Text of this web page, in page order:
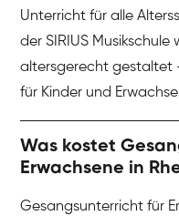
Unterricht für alle
der SIRIUS
altersgerecht gestaltet
für Kinder und
Was kostet
Erwachsene in
Gesangsunterricht für